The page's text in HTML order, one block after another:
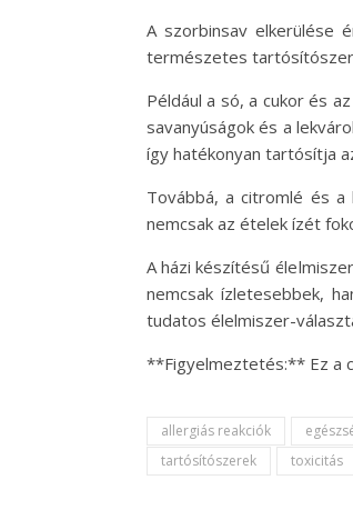
A szorbinsav elkerülése
természetes tartósítószer
Például a só, a cukor és
savanyúságok és a
így hatékonyan tartósítja
Továbbá, a citromlé és a
nemcsak az ételek ízét
A házi készítésű
nemcsak ízletesebbek,
tudatos élelmiszer-
**Figyelmeztetés:** Ez a
allergiás reakciók
tartósítószerek
toxicitás